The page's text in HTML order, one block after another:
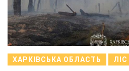
ХАРКІВСЬКА ОБЛАСТЬ ЛІС